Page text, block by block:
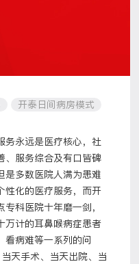
开泰日间病房模式
务永远是医疗核心，社
、服务综合及有口皆碑
是多数医院人满为患难
性化的医疗服务，而开
科医院十年磨一剑，
万计的耳鼻喉病症患者
看病难等一系列的问
天手术、当天出院、当